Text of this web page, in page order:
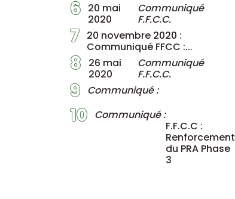
6 20 mai
2020
Communiqué
F.F.C.C.
7 20 novembre 2020 :
Communiqué FFCC :...
8
26 mai
2020
Communiqué
F.F.C.C.
9 Communiqué :
10 Communiqué :
F.F.C.C :
Renforcement
du PRA Phase
3